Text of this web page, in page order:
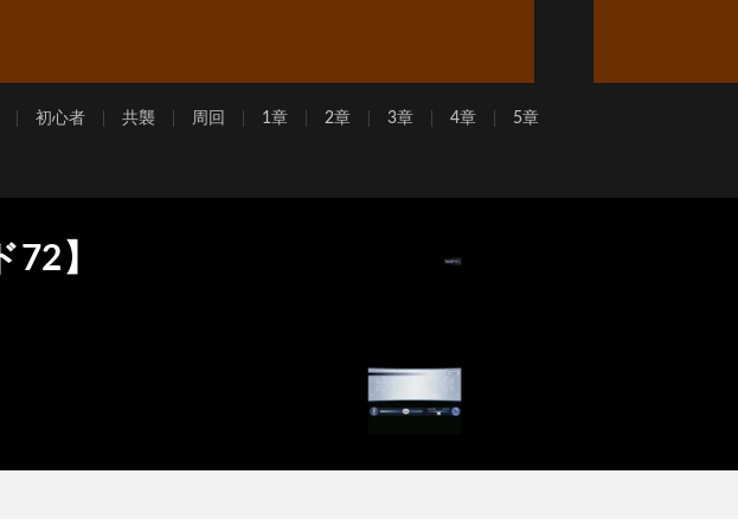
初心者 共襲 周回 1章 2章 3章 4章 5章
】